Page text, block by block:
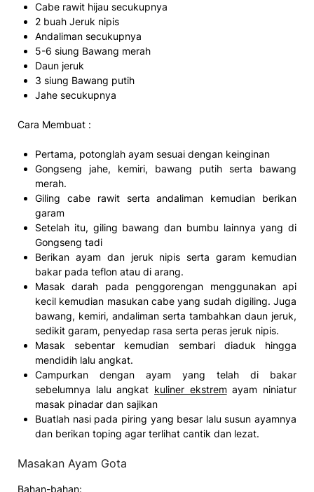
Cabe rawit hijau secukupnya
2 buah Jeruk nipis
Andaliman secukupnya
5-6 siung Bawang merah
Daun jeruk
3 siung Bawang putih
Jahe secukupnya
Cara Membuat :
Pertama, potonglah ayam sesuai dengan keinginan
Gongseng jahe, kemiri, bawang putih serta bawang
merah.
Giling cabe rawit serta andaliman kemudian berikan
garam
Setelah itu, giling bawang dan bumbu lainnya yang di
Gongseng tadi
Berikan ayam dan jeruk nipis serta garam kemudian
bakar pada teflon atau di arang.
Masak darah pada penggorengan menggunakan api
kecil kemudian masukan cabe yang sudah digiling. Juga
bawang, kemiri, andaliman serta tambahkan daun jeruk,
sedikit garam, penyedap rasa serta peras jeruk nipis.
Masak sebentar kemudian sembari diaduk hingga
mendidih lalu angkat.
Campurkan dengan ayam yang telah di bakar
sebelumnya lalu angkat kuliner ekstremayam niniatur
masak pinadar dan sajikan
Buatlah nasi pada piring yang besar lalu susun ayamnya
dan berikan toping agar terlihat cantik dan lezat.
Masakan Ayam Gota
Bahan-bahan: